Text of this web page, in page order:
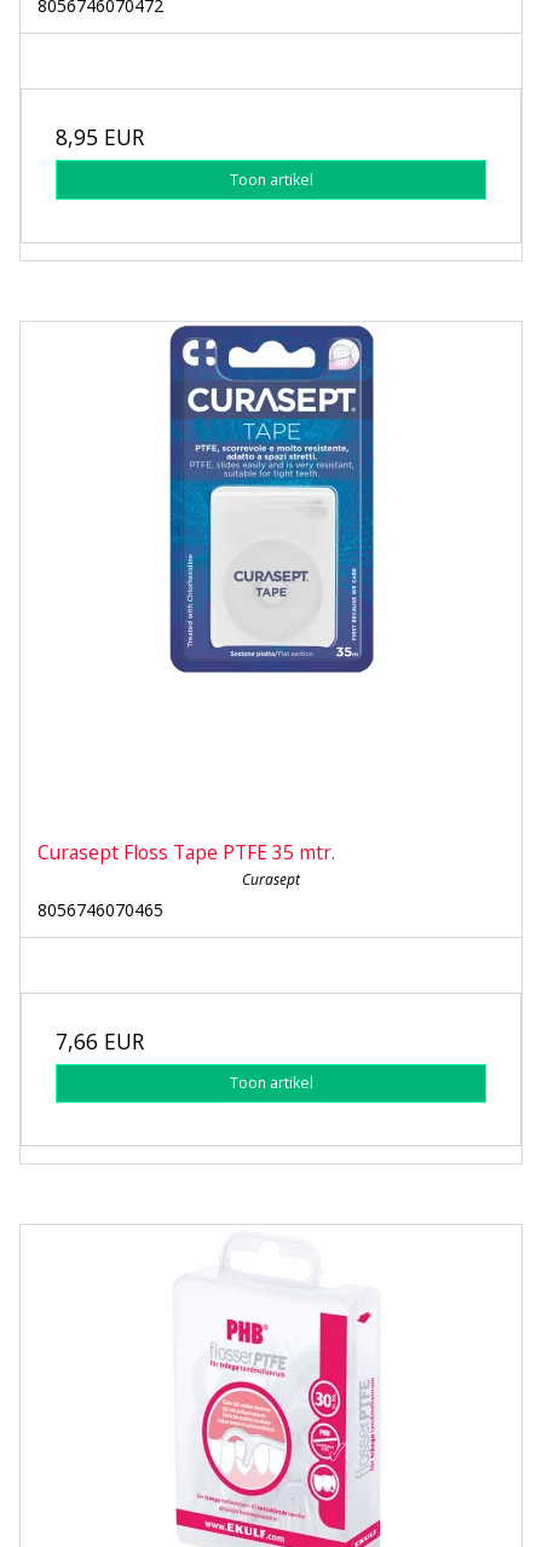
8056746070472
8,95 EUR
Toon artikel
Curasept Floss Tape PTFE 35 mtr.
Curasept
8056746070465
7,66 EUR
Toon artikel